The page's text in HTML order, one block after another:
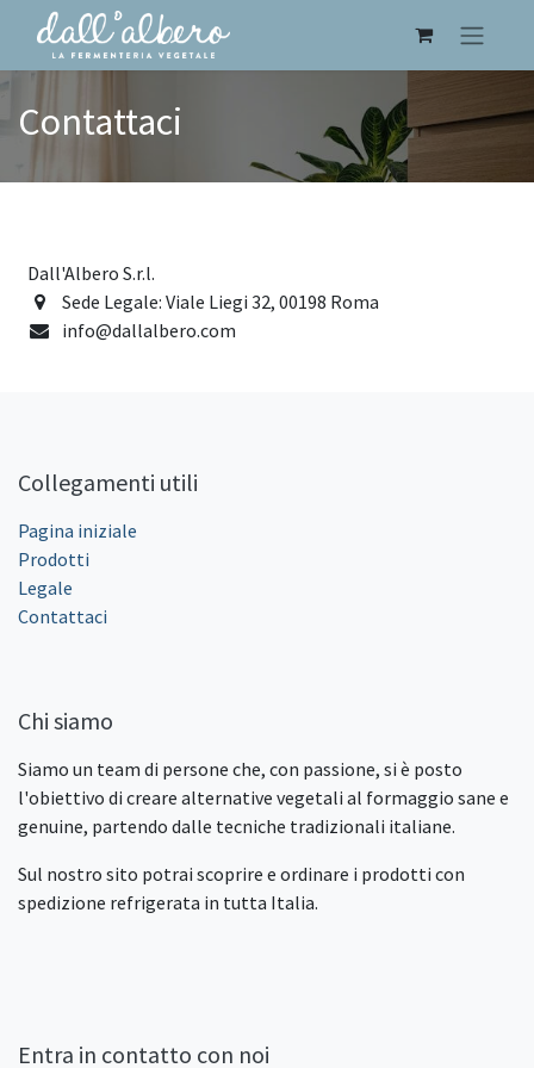
Contattaci
Dall'Albero S.r.l.
Sede Legale: Viale Liegi 32, 00198 Roma
info@dallalbero.com
Collegamenti utili
Pagina iniziale
Prodotti
Legale
Contattaci
Chi siamo
Siamo un team di persone che, con passione, si è posto
l'obiettivo di creare alternative vegetali al formaggio sane e
genuine, partendo dalle tecniche tradizionali italiane.
Sul nostro sito potrai scoprire e ordinare i prodotti con
spedizione refrigerata in tutta Italia.
Entra in contatto con noi